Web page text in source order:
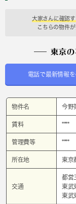
大家さんに確認
こちらの物件
電話で最新情報を
物件名 今野
賃料 ****
管理費等 ****
所在地 東京
交通
都営
東武
東武